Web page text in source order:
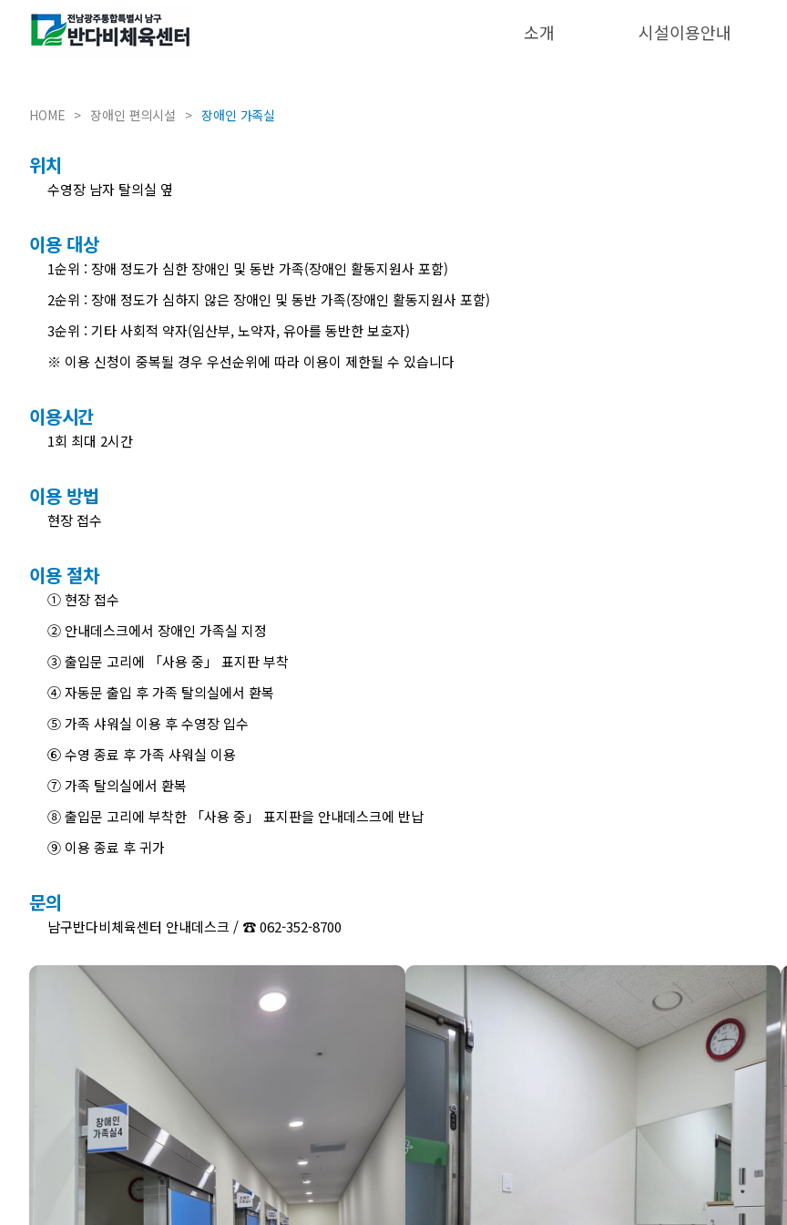
소개 시설이용안내
HOME 장애인 편의시설 장애인 가족실
위치
수영장 남자 탈의실 옆
이용 대상
1순위 : 장애 정도가 심한 장애인 및 동반 가족(장애인 활동지원사 포함)
2순위 : 장애 정도가 심하지 않은 장애인 및 동반 가족(장애인 활동지원사 포함)
3순위 : 기타 사회적 약자(임산부, 노약자, 유아를 동반한 보호자)
※ 이용 신청이 중복될 경우 우선순위에 따라 이용이 제한될 수 있습니다
이용시간
1회 최대 2시간
이용 방법
현장 접수
이용 절차
① 현장 접수
② 안내데스크에서 장애인 가족실 지정
③ 출입문 고리에 「사용 중」 표지판 부착
④ 자동문 출입 후 가족 탈의실에서 환복
⑤ 가족 샤워실 이용 후 수영장 입수
⑥ 수영 종료 후 가족 샤워실 이용
⑦ 가족 탈의실에서 환복
⑧ 출입문 고리에 부착한 「사용 중」 표지판을 안내데스크에 반납
⑨ 이용 종료 후 귀가
문의
남구반다비체육센터 안내데스크 / ☎ 062-352-8700